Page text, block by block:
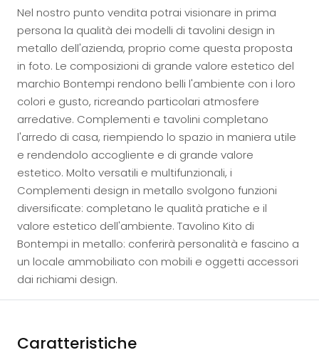
Nel nostro punto vendita potrai visionare in prima
persona la qualità dei modelli di tavolini design in
metallo dell'azienda, proprio come questa proposta
in foto. Le composizioni di grande valore estetico del
marchio Bontempi rendono belli l'ambiente con i loro
colori e gusto, ricreando particolari atmosfere
arredative. Complementi e tavolini completano
l'arredo di casa, riempiendo lo spazio in maniera utile
e rendendolo accogliente e di grande valore
estetico. Molto versatili e multifunzionali, i
Complementi design in metallo svolgono funzioni
diversificate: completano le qualità pratiche e il
valore estetico dell'ambiente. Tavolino Kito di
Bontempi in metallo: conferirà personalità e fascino a
un locale ammobiliato con mobili e oggetti accessori
dai richiami design.
Caratteristiche